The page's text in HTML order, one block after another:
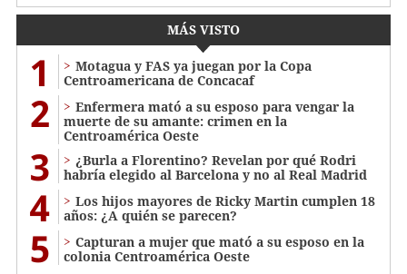
MÁS VISTO
1
Motagua y FAS ya juegan por la Copa
Centroamericana de Concacaf
2
Enfermera mató a su esposo para vengar la
muerte de su amante: crimen en la
Centroamérica Oeste
3
¿Burla a Florentino? Revelan por qué Rodri
habría elegido al Barcelona y no al Real Madrid
4
Los hijos mayores de Ricky Martin cumplen 18
años: ¿A quién se parecen?
5
Capturan a mujer que mató a su esposo en la
colonia Centroamérica Oeste